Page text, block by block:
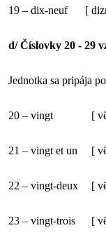
19 – dix-neuf [
d/ Číslovky 20 - 29
Jednotka sa pripája
20 – vingt [
21 – vingt et un [
22 – vingt-deux [
23 – vingt-trois [